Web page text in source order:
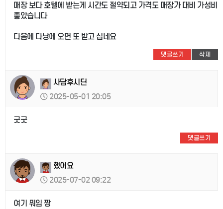
매장 보다 호텔에 받는게 시간도 절약되고 가격도 매장가 대비 가성비
좋았습니다
다음에 다낭에 오면 또 받고 십네요
댓글쓰기 삭제
사담후시딘
2025-05-01 20:05
굿굿
댓글쓰기
했어요
2025-07-02 09:22
여기 뭐임 짱